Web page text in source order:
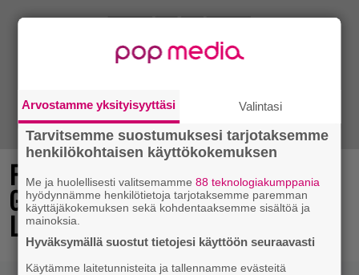
Final Fantasy VII Revelation näytillä
Gamescom-messujen Opening Night
Live -tapahtumassa
Arvostamme yksityisyyttäsi Valintasi
Tarvitsemme suostumuksesi tarjotaksemme
henkilökohtaisen käyttökokemuksen
Me ja huolellisesti valitsemamme88 teknologiakumppania
hyödynnämme henkilötietoja tarjotaksemme paremman
käyttäjäkokemuksen sekä kohdentaaksemme sisältöä ja
mainoksia.
Hyväksymällä suostut tietojesi käyttöön seuraavasti
Käytämme laitetunnisteita ja tallennamme evästeitä